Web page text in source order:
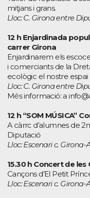
mitjans i grans.
Lloc: C. Girona entre
12 h Enjardinada
carrer Girona
Enjardinarem els
i comerciants de la
ecològic el nostre espai
Lloc: C. Girona entre
Més informació: a
12 h “SOM MÚSICA”
A càrrc d’alumnes de
Diputació
Lloc: Escenari c. Girona-
15.30 h Concert de les
Cançons d’El Petit
Lloc: Escenari c. Girona-